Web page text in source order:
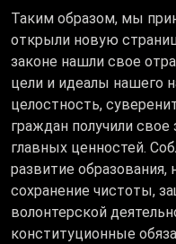
Таким образом, мы
открыли новую
законе нашли свое
цели и идеалы нашего
целостность,
граждан получили свое
главных ценностей.
развитие образования,
сохранение чистоты,
волонтерской
конституционные